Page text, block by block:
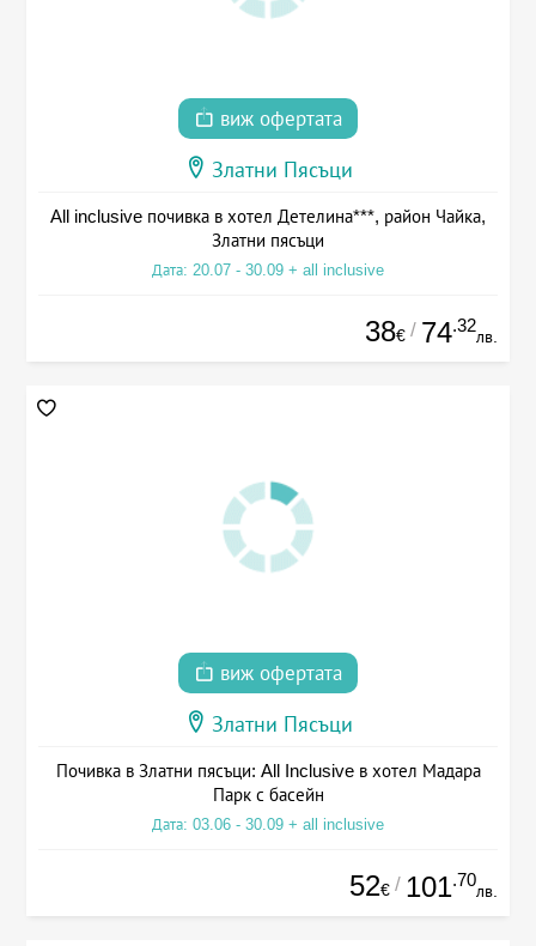
виж офертата
Златни Пясъци
All inclusive почивка в хотел Детелина***, район Чайка,
Златни пясъци
Дата: 20.07 - 30.09 + all inclusive
38€ / 74.32
лв.
виж офертата
Златни Пясъци
Почивка в Златни пясъци: All Inclusive в хотел Мадара
Парк с басейн
Дата: 03.06 - 30.09 + all inclusive
52€ / 101.70
лв.